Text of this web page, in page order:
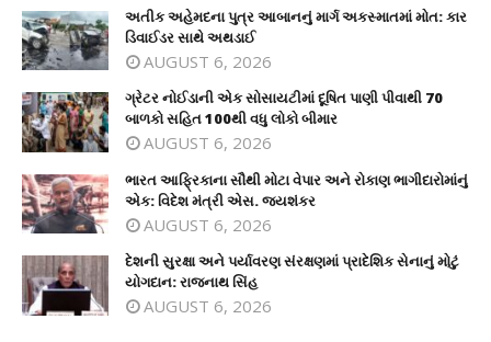
અતીક અહેમદના પુત્ર આબાનનું માર્ગ અકસ્માતમાં મોત: કાર
ડિવાઈડર સાથે અથડાઈ
AUGUST 6, 2026
ગ્રેટર નોઈડાની એક સોસાયટીમાં દૂષિત પાણી પીવાથી 70
બાળકો સહિત 100થી વધુ લોકો બીમાર
AUGUST 6, 2026
ભારત આફ્રિકાના સૌથી મોટા વેપાર અને રોકાણ ભાગીદારોમાંનું
એક: વિદેશ મંત્રી એસ. જયશંકર
AUGUST 6, 2026
દેશની સુરક્ષા અને પર્યાવરણ સંરક્ષણમાં પ્રાદેશિક સેનાનું મોટું
યોગદાન: રાજનાથ સિંહ
AUGUST 6, 2026